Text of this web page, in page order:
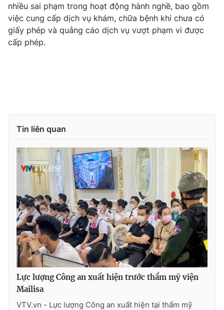
nhiều sai phạm trong hoạt động hành nghề, bao gồm
việc cung cấp dịch vụ khám, chữa bệnh khi chưa có
giấy phép và quảng cáo dịch vụ vượt phạm vi được
cấp phép.
Tin liên quan
Lực lượng Công an xuất hiện trước thẩm mỹ viện
Mailisa
VTV.vn - Lực lượng Công an xuất hiện tại thẩm mỹ